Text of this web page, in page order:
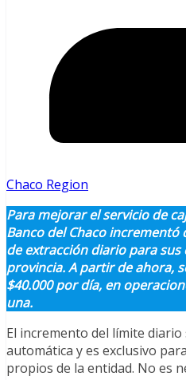
Chaco Region
Para mejorar el servicio de
Banco del Chaco incrementó
de extracción diario para sus
provincia. A partir de ahora,
$40.000 por día, en
una.
El incremento del límite
automática y es exclusivo
propios de la entidad. No es